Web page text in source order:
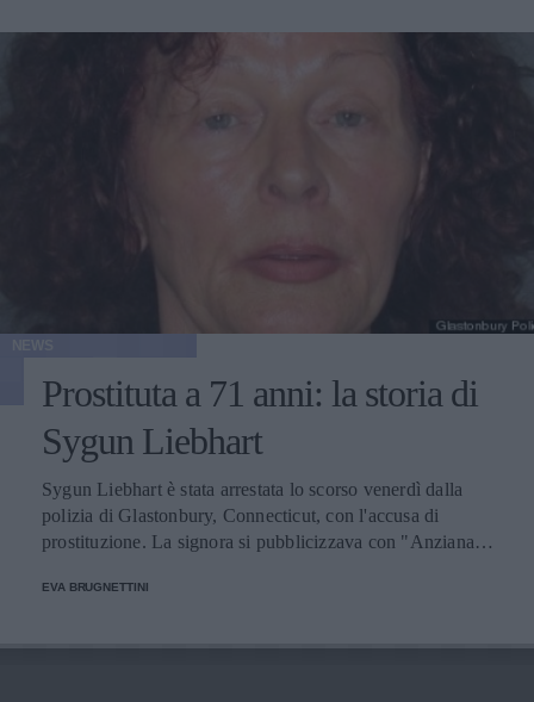
Prostituta a 71 anni: la storia di
Sygun Liebhart
Sygun Liebhart è stata arrestata lo scorso venerdì dalla
polizia di Glastonbury, Connecticut, con l'accusa di
prostituzione. La signora si pubblicizzava con "Anziana è
EVA BRUGNETTINI